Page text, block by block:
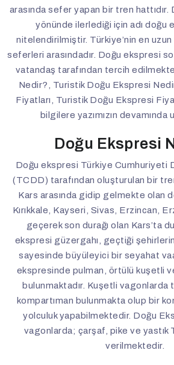
arasında sefer yapan bir tren
yönünde ilerlediği için adı doğu
nitelendirilmiştir. Türkiye’nin en
seferleri arasındadır. Doğu ekspresi
vatandaş tarafından tercih
Nedir?, Turistik Doğu Ekspresi
Fiyatları, Turistik Doğu Ekspresi
bilgilere yazımızın devamında
Doğu Ekspresi
Doğu ekspresi Türkiye Cumhuriyeti
(TCDD) tarafından oluşturulan bir
Kars arasında gidip gelmekte olan
Kırıkkale, Kayseri, Sivas, Erzincan,
geçerek son durağı olan Kars’ta
ekspresi güzergahı, geçtiği
sayesinde büyüleyici bir seyahat
ekspresinde pulman, örtülü kuşetli
bulunmaktadır. Kuşetli vagonlarda
kompartıman bulunmakta olup bir
yolculuk yapabilmektedir. Doğu
vagonlarda; çarşaf, pike ve yastık
verilmektedir.